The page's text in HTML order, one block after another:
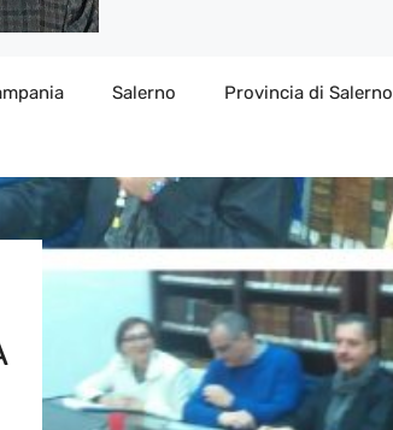
Salerno Provincia di Salerno